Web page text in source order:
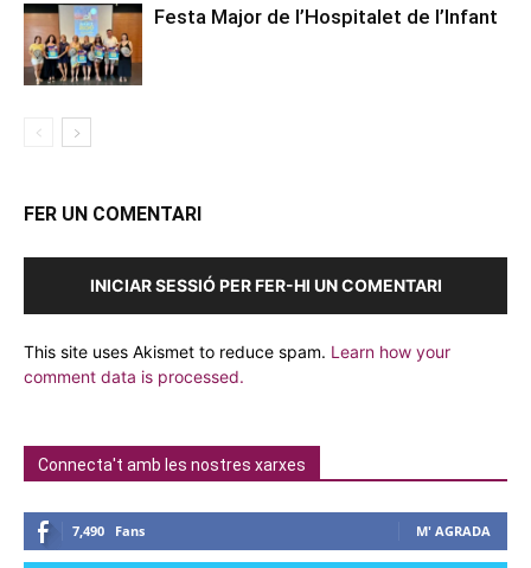
Festa Major de l’Hospitalet de l’Infant
FER UN COMENTARI
INICIAR SESSIÓ PER FER-HI UN COMENTARI
This site uses Akismet to reduce spam. Learn how your
comment data is processed.
Connecta't amb les nostres xarxes
7,490 Fans M' AGRADA